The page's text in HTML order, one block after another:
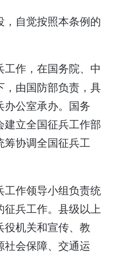
自觉按照本条例的
作，在国务院、中
由国防部负责，具
公室承办。国务
立全国征兵工作部
筹协调全国征兵工
工作领导小组负责统
兵工作。县级以上
机关和宣传、教
会保障、交通运